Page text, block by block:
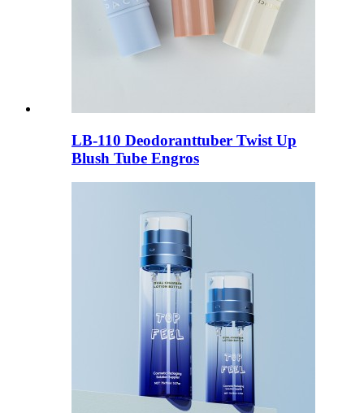
LB-110 Deodoranttuber Twist Up
Blush Tube Engros